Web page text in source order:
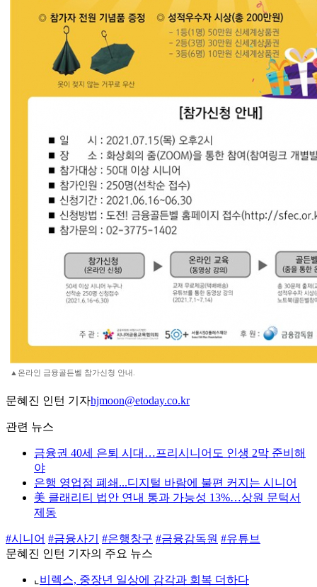
▲온라인 금융골든벨 참가신청 안내.
문혜진 인턴 기자hjmoon@etoday.co.kr
관련 뉴스
금융권 40세 은퇴 시대…프리시니어도 인생 2막 준비해
야
은행 영업점 폐쇄...디지털 바람에 불편 커지는 시니어
美 클래리티 법안 연내 통과 가능성 13%…상원 문턱서
제동
#시니어 #금융사기 #은행창구 #금융감독원 #유튜브
문혜진 인턴 기자의 주요 뉴스
⌞ 비렉스, 중장년 일상에 감각과 회복 더하다